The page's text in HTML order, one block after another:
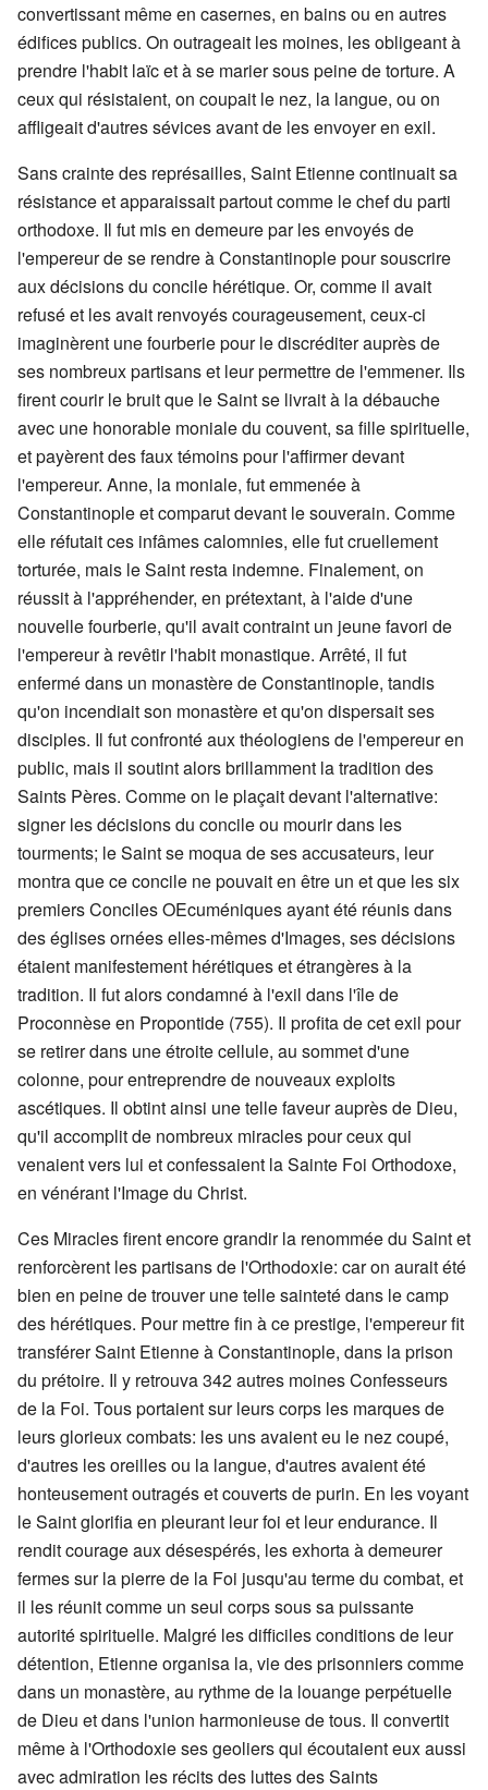
convertissant même en casernes, en bains ou en autres
édifices publics. On outrageait les moines, les obligeant à
prendre l'habit laïc et à se marier sous peine de torture. A
ceux qui résistaient, on coupait le nez, la langue, ou on
affligeait d'autres sévices avant de les envoyer en exil.
Sans crainte des représailles, Saint Etienne continuait sa
résistance et apparaissait partout comme le chef du parti
orthodoxe. Il fut mis en demeure par les envoyés de
l'empereur de se rendre à Constantinople pour souscrire
aux décisions du concile hérétique. Or, comme il avait
refusé et les avait renvoyés courageusement, ceux-ci
imaginèrent une fourberie pour le discréditer auprès de
ses nombreux partisans et leur permettre de l'emmener. Ils
firent courir le bruit que le Saint se livrait à la débauche
avec une honorable moniale du couvent, sa fille spirituelle,
et payèrent des faux témoins pour l'affirmer devant
l'empereur. Anne, la moniale, fut emmenée à
Constantinople et comparut devant le souverain. Comme
elle réfutait ces infâmes calomnies, elle fut cruellement
torturée, mais le Saint resta indemne. Finalement, on
réussit à l'appréhender, en prétextant, à l'aide d'une
nouvelle fourberie, qu'il avait contraint un jeune favori de
l'empereur à revêtir l'habit monastique. Arrêté, il fut
enfermé dans un monastère de Constantinople, tandis
qu'on incendiait son monastère et qu'on dispersait ses
disciples. Il fut confronté aux théologiens de l'empereur en
public, mais il soutint alors brillamment la tradition des
Saints Pères. Comme on le plaçait devant l'alternative:
signer les décisions du concile ou mourir dans les
tourments; le Saint se moqua de ses accusateurs, leur
montra que ce concile ne pouvait en être un et que les six
premiers Conciles OEcuméniques ayant été réunis dans
des églises ornées elles-mêmes d'Images, ses décisions
étaient manifestement hérétiques et étrangères à la
tradition. Il fut alors condamné à l'exil dans l'île de
Proconnèse en Propontide (755). Il profita de cet exil pour
se retirer dans une étroite cellule, au sommet d'une
colonne, pour entreprendre de nouveaux exploits
ascétiques. Il obtint ainsi une telle faveur auprès de Dieu,
qu'il accomplit de nombreux miracles pour ceux qui
venaient vers lui et confessaient la Sainte Foi Orthodoxe,
en vénérant l'Image du Christ.
Ces Miracles firent encore grandir la renommée du Saint et
renforcèrent les partisans de l'Orthodoxie: car on aurait été
bien en peine de trouver une telle sainteté dans le camp
des hérétiques. Pour mettre fin à ce prestige, l'empereur fit
transférer Saint Etienne à Constantinople, dans la prison
du prétoire. Il y retrouva 342 autres moines Confesseurs
de la Foi. Tous portaient sur leurs corps les marques de
leurs glorieux combats: les uns avaient eu le nez coupé,
d'autres les oreilles ou la langue, d'autres avaient été
honteusement outragés et couverts de purin. En les voyant
le Saint glorifia en pleurant leur foi et leur endurance. Il
rendit courage aux désespérés, les exhorta à demeurer
fermes sur la pierre de la Foi jusqu'au terme du combat, et
il les réunit comme un seul corps sous sa puissante
autorité spirituelle. Malgré les difficiles conditions de leur
détention, Etienne organisa la, vie des prisonniers comme
dans un monastère, au rythme de la louange perpétuelle
de Dieu et dans l'union harmonieuse de tous. Il convertit
même à l'Orthodoxie ses geoliers qui écoutaient eux aussi
avec admiration les récits des luttes des Saints